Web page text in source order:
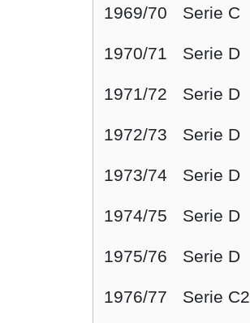
1969/70 Serie C
1970/71 Serie D
1971/72 Serie D
1972/73 Serie D
1973/74 Serie D
1974/75 Serie D
1975/76 Serie D
1976/77 Serie C2